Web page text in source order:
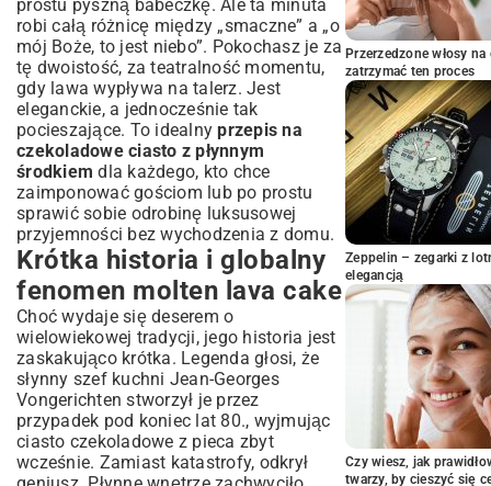
czekoladowe z płynnym środkiem?
Przygotowanie masy czekoladowej
Sekrety idealnego pieczenia
Wskazówki, jak uniknąć najczęstszych
błędów
Wariacje i pomysły na wzbogacenie
smaku
Dodatki, które odmienią Twoje ciasto (np.
maliny, chili)
Różne rodzaje czekolady – eksperymentuj
ze smakiem
Wersja bezglutenowa i wegańska molten
Jak podawać czekoladowe ciasto z
płynnym środkiem? Inspiracje
Najlepsze dodatki – lody, owoce, sosy
Prezentacja deseru – estetyka ma
znaczenie
Najczęściej zadawane pytania o molten
lava cake
Czy mogę przygotować ciasto wcześniej?
prostu pyszną babeczkę. Ale ta minuta
robi całą różnicę między „smaczne” a „o
mój Boże, to jest niebo”. Pokochasz je za
tę dwoistość, za teatralność momentu,
gdy lawa wypływa na talerz. Jest
eleganckie, a jednocześnie tak
pocieszające. To idealnyprzepis na
czekoladowe ciasto z płynnym
środkiem dla każdego, kto chce
zaimponować gościom lub po prostu
sprawić sobie odrobinę luksusowej
przyjemności bez wychodzenia z domu.
Krótka historia i globalny
fenomen molten lava cake
Choć wydaje się deserem o
wielowiekowej tradycji, jego historia jest
zaskakująco krótka. Legenda głosi, że
słynny szef kuchni Jean-Georges
Vongerichten stworzył je przez
przypadek pod koniec lat 80., wyjmując
ciasto czekoladowe z pieca zbyt
wcześnie. Zamiast katastrofy, odkrył
Przerzedzone włosy
zatrzymać ten proces
Zeppelin – zegarki z
elegancją
Czy wiesz, jak
twarzy, by cieszyć się